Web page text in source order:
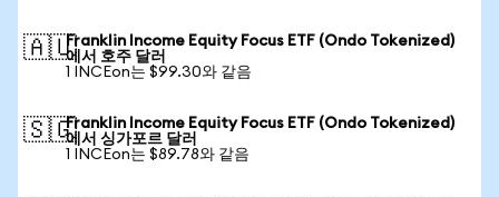
🇦🇺Franklin Income Equity Focus ETF (Ondo Tokenized)
에서 호주 달러
1 INCEon는 $99.30와 같음
🇸🇬Franklin Income Equity Focus ETF (Ondo Tokenized)
에서 싱가포르 달러
1 INCEon는 $89.78와 같음